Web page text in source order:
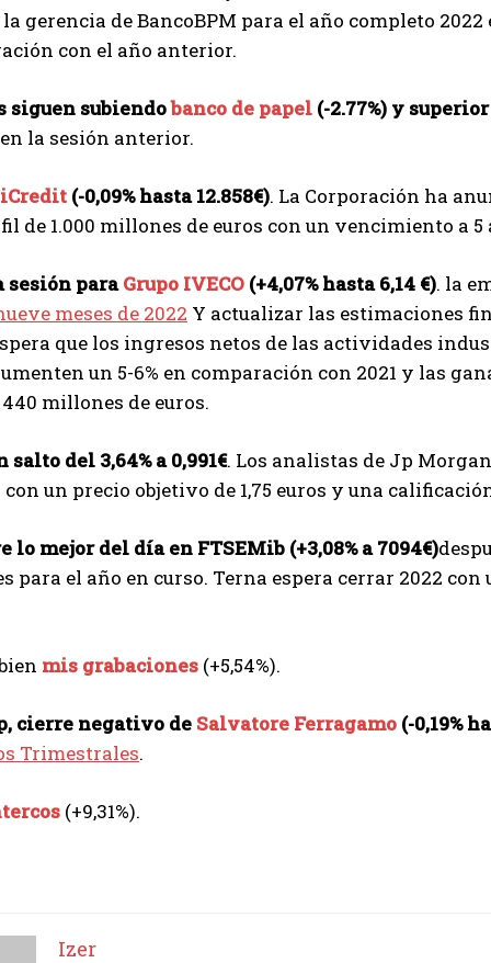
I WANT IN
Izer
gerencia de BancoBPM para el año completo
con el año anterior.
siguen subiendobanco de papel (-2.77%) y
la sesión anterior.
(-0,09% hasta 12.858€). La Corporación ha
de 1.000 millones de euros con un vencimiento a 5
sesión paraGrupo IVECO (+4,07% hasta 6,14 €). la
meses de 2022 Y actualizar las estimaciones
que los ingresos netos de las actividades
un 5-6% en comparación con 2021 y las
millones de euros.
salto del 3,64% a 0,991€. Los analistas de Jp
un precio objetivo de 1,75 euros y una
lo mejor del día en FTSEMib (+3,08% a 7094€)
para el año en curso. Terna espera cerrar 2022 con
mis grabaciones (+5,54%).
cierre negativo de Salvatore Ferragamo (-0,19%
Trimestrales.
(+9,31%).
Izer